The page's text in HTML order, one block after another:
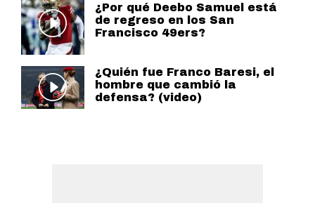
¿Por qué Deebo Samuel está
de regreso en los San
Francisco 49ers?
¿Quién fue Franco Baresi, el
hombre que cambió la
defensa? (video)